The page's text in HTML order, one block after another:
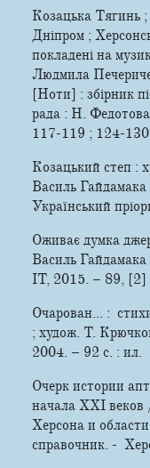
Козацька Тягинь
Дніпром ;
покладені на
Людмила
[Ноти] : збірник
рада : Н.
117-119 ; 124-
Козацький степ :
Василь
Український
Оживає думка
Василь
ІТ, 2015. – 89, [2]
Очарован... :
; худож. Т.
2004. – 92 с. : ил.
Очерк истории
начала ХХІ
Херсона и
справочник. -